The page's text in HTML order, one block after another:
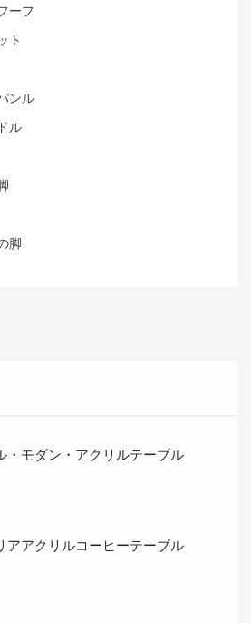
ーフ
ト
ンル
ル
脚
・モダン・アクリルテーブル
アアクリルコーヒーテーブル